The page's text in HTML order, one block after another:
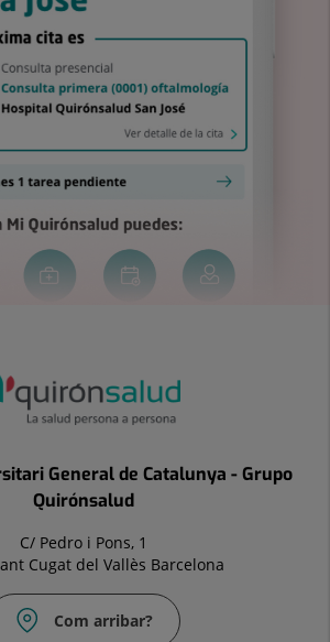
General de Catalunya - Grupo
Quirónsalud
C/ Pedro i Pons, 1
Cugat del Vallès Barcelona
Com arribar?